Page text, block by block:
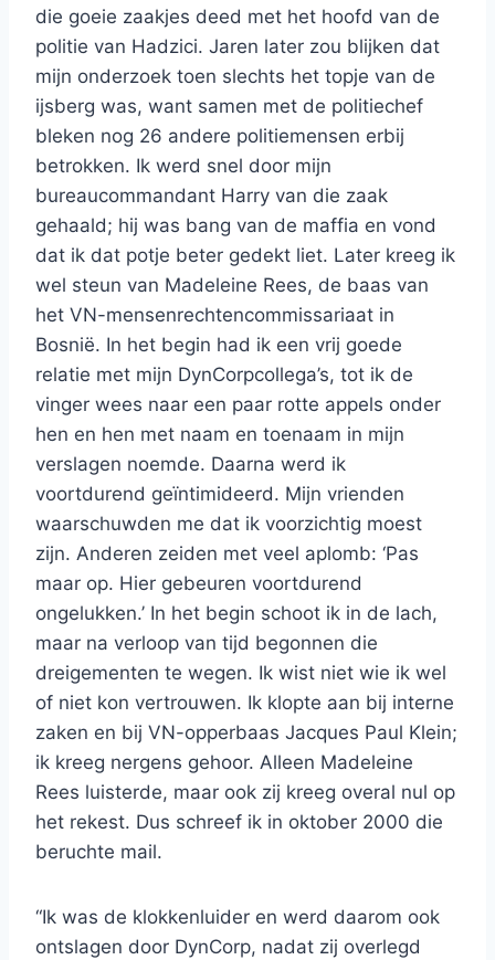
die goeie zaakjes deed met het hoofd van de
politie van Hadzici. Jaren later zou blijken dat
mijn onderzoek toen slechts het topje van de
ijsberg was, want samen met de politiechef
bleken nog 26 andere politiemensen erbij
betrokken. Ik werd snel door mijn
bureaucommandant Harry van die zaak
gehaald; hij was bang van de maffia en vond
dat ik dat potje beter gedekt liet. Later kreeg ik
wel steun van Madeleine Rees, de baas van
het VN-mensenrechtencommissariaat in
Bosnië. In het begin had ik een vrij goede
relatie met mijn DynCorpcollega’s, tot ik de
vinger wees naar een paar rotte appels onder
hen en hen met naam en toenaam in mijn
verslagen noemde. Daarna werd ik
voortdurend geïntimideerd. Mijn vrienden
waarschuwden me dat ik voorzichtig moest
zijn. Anderen zeiden met veel aplomb: ‘Pas
maar op. Hier gebeuren voortdurend
ongelukken.’ In het begin schoot ik in de lach,
maar na verloop van tijd begonnen die
dreigementen te wegen. Ik wist niet wie ik wel
of niet kon vertrouwen. Ik klopte aan bij interne
zaken en bij VN-opperbaas Jacques Paul Klein;
ik kreeg nergens gehoor. Alleen Madeleine
Rees luisterde, maar ook zij kreeg overal nul op
het rekest. Dus schreef ik in oktober 2000 die
beruchte mail.
“Ik was de klokkenluider en werd daarom ook
ontslagen door DynCorp, nadat zij overlegd